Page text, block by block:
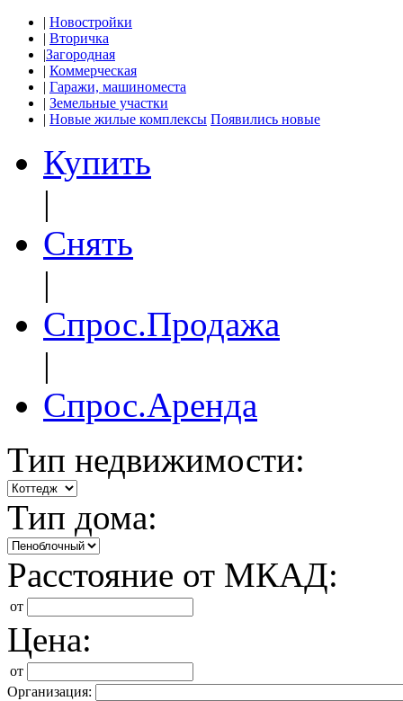
| Новостройки
| Вторичка
|Загородная
| Коммерческая
| Гаражи, машиноместа
| Земельные участки
| Новые жилые комплексы Появились новые
Купить
|
Снять
|
Спрос.Продажа
|
Спрос.Аренда
Тип недвижимости:
Тип дома:
Расстояние от МКАД:
от
Цена:
от
Организация: